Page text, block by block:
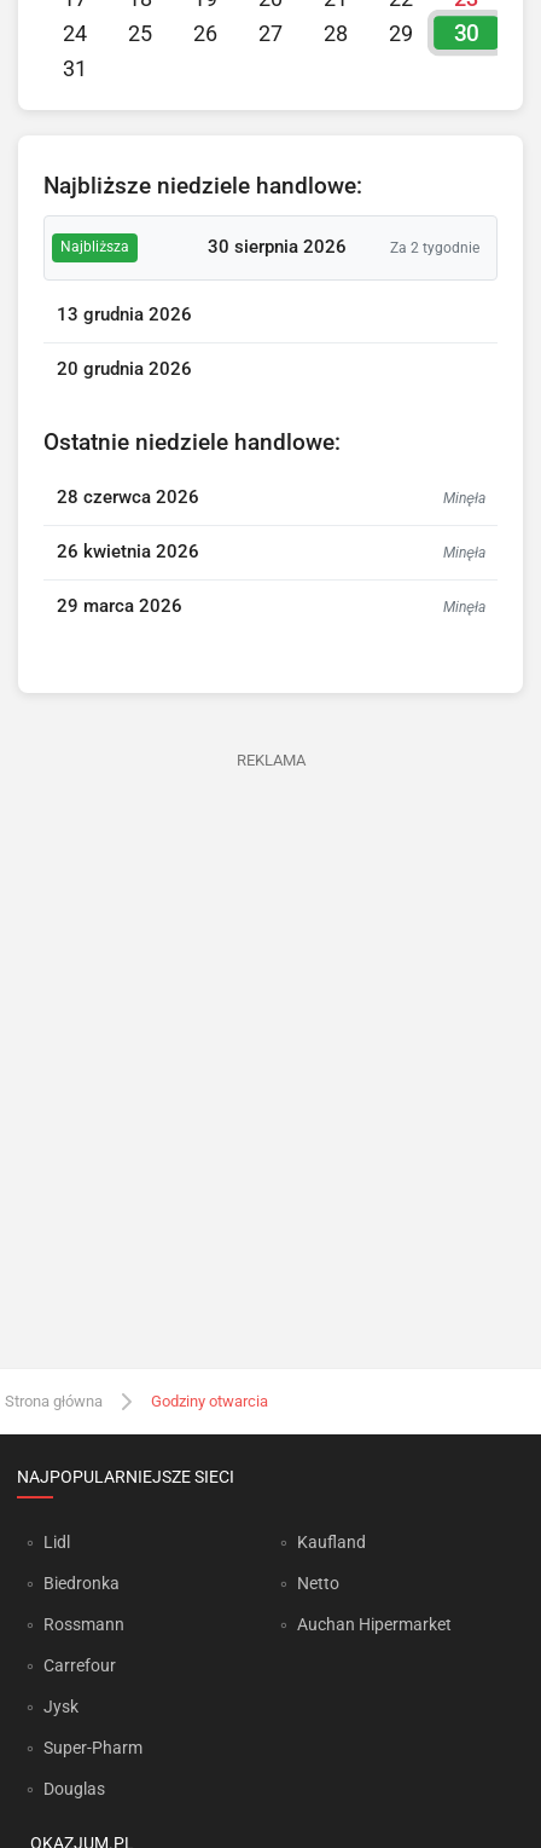
24
25 26 27 28 29 30
31
Najbliższe niedziele handlowe:
Najbliższa 30 sierpnia 2026 Za 2 tygodnie
13 grudnia 2026
20 grudnia 2026
Ostatnie niedziele handlowe:
28 czerwca 2026 Minęła
26 kwietnia 2026 Minęła
29 marca 2026 Minęła
REKLAMA
Strona główna Godziny otwarcia
NAJPOPULARNIEJSZE SIECI
Lidl
Biedronka
Rossmann
Carrefour
Jysk
Super-Pharm
Douglas
Kaufland
Netto
Auchan Hipermarket
OKAZJUM.PL